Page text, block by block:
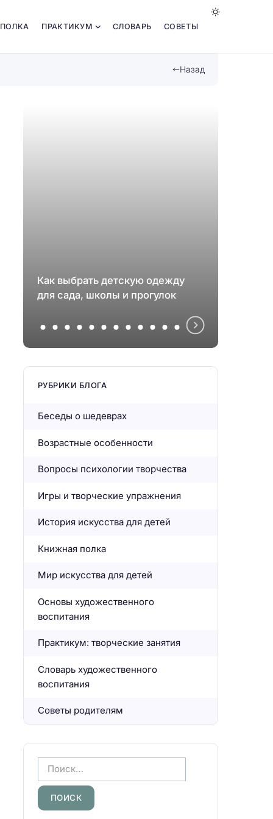
ПРАКТИКУМ СЛОВАРЬ СОВЕТЫ
Назад
Как выбрать детскую одежду
для сада, школы и прогулок
РУБРИКИ БЛОГА
Беседы о шедеврах
Возрастные особенности
Вопросы психологии творчества
Игры и творческие упражнения
История искусства для детей
Книжная полка
Мир искусства для детей
Основы художественного
воспитания
Практикум: творческие занятия
Словарь художественного
воспитания
Советы родителям
а
й
т